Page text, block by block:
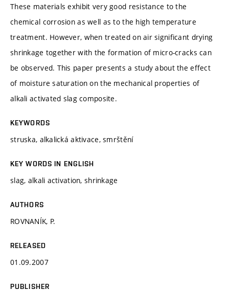
These materials exhibit very good resistance to the
chemical corrosion as well as to the high temperature
treatment. However, when treated on air significant drying
shrinkage together with the formation of micro-cracks can
be observed. This paper presents a study about the effect
of moisture saturation on the mechanical properties of
alkali activated slag composite.
KEYWORDS
struska, alkalická aktivace, smrštění
KEY WORDS IN ENGLISH
slag, alkali activation, shrinkage
AUTHORS
ROVNANÍK, P.
RELEASED
01.09.2007
PUBLISHER